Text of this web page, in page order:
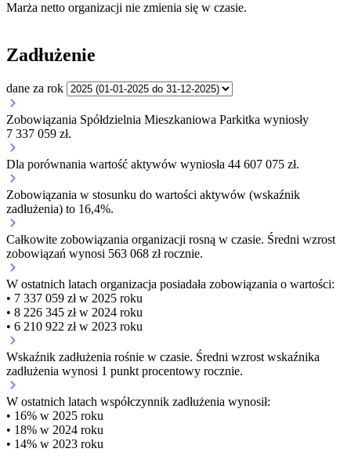
Marża netto organizacji nie zmienia się w czasie.
Zadłużenie
dane za rok
Zobowiązania Spółdzielnia Mieszkaniowa Parkitka wyniosły
7 337 059 zł.
Dla porównania wartość aktywów wyniosła 44 607 075 zł.
Zobowiązania w stosunku do wartości aktywów (wskaźnik
zadłużenia) to 16,4%.
Całkowite zobowiązania organizacji rosną w czasie. Średni wzrost
zobowiązań wynosi 563 068 zł rocznie.
W ostatnich latach organizacja posiadała zobowiązania o wartości:
• 7 337 059 zł w 2025 roku
• 8 226 345 zł w 2024 roku
• 6 210 922 zł w 2023 roku
Wskaźnik zadłużenia rośnie w czasie. Średni wzrost wskaźnika
zadłużenia wynosi 1 punkt procentowy rocznie.
W ostatnich latach współczynnik zadłużenia wynosił:
• 16% w 2025 roku
• 18% w 2024 roku
• 14% w 2023 roku